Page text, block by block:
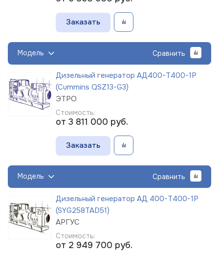
Заказать
Модель Сравнить
Дизельный генератор АД400-Т400-1Р
(Cummins QSZ13-G3)
ЭТРО
Стоимость:
от 3 811 000 руб.
Заказать
Модель Сравнить
Дизельный генератор АД 400-Т400-1Р
(SYG258TAD51)
АРГУС
Стоимость:
от 2 949 700 руб.